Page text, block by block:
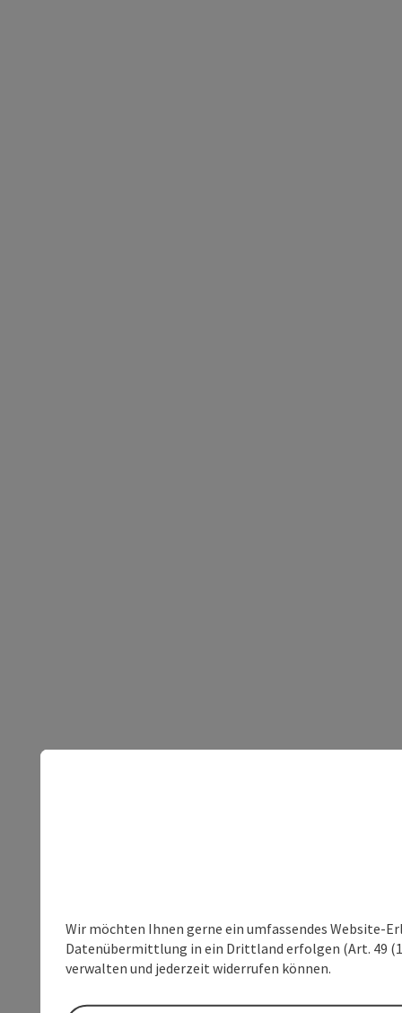
Wir möchten Ihnen gerne ein umfassendes Website-
Datenübermittlung in ein Drittland erfolgen (Art. 49
verwalten und jederzeit widerrufen können.